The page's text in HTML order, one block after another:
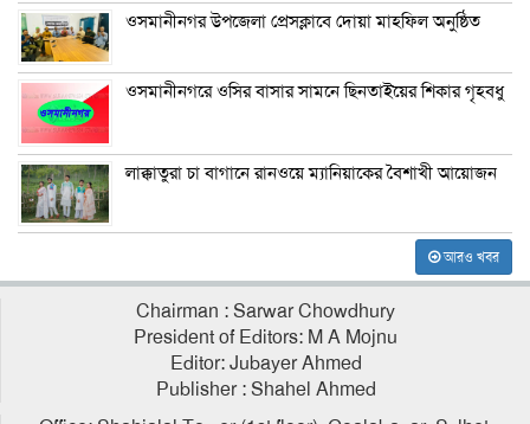
ওসমানীনগর উপজেলা প্রেসক্লাবে দোয়া মাহফিল অনুষ্ঠিত
ওসমানীনগরে ওসির বাসার সামনে ছিনতাইয়ের শিকার গৃহবধু
লাক্কাতুরা চা বাগানে রানওয়ে ম্যানিয়াকের বৈশাখী আয়োজন
আরও খবর
Chairman : Sarwar Chowdhury
President of Editors: M A Mojnu
Editor: Jubayer Ahmed
Publisher : Shahel Ahmed